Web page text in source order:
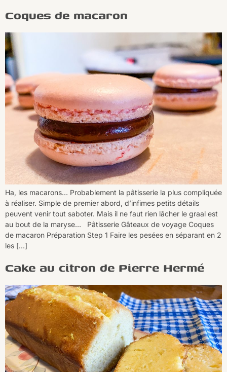
Coques de macaron
Ha, les macarons… Probablement la pâtisserie la plus compliquée
à réaliser. Simple de premier abord, d’infimes petits détails
peuvent venir tout saboter. Mais il ne faut rien lâcher le graal est
au bout de la maryse… Pâtisserie Gâteaux de voyage Coques
de macaron Préparation Step 1 Faire les pesées en séparant en 2
les […]
Cake au citron de Pierre Hermé